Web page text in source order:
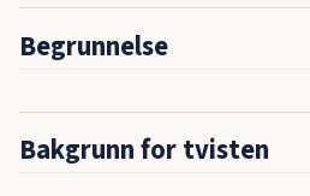
Begrunnelse
Bakgrunn for tvisten